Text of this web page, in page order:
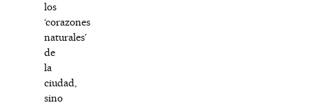
los
‘corazones
naturales’
de
la
ciudad,
sino